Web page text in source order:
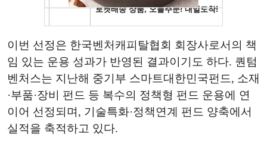
이번 선정은 한국벤처캐피탈협회 회장사로서의 책
임 있는 운용 성과가 반영된 결과이기도 하다. 퀀텀
벤처스는 지난해 중기부 스마트대한민국펀드, 소재
·부품·장비 펀드 등 복수의 정책형 펀드 운용에 연
이어 선정되며, 기술특화·정책연계 펀드 양축에서
실적을 축적하고 있다.